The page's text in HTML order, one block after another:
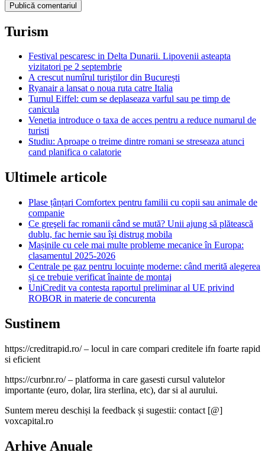
Turism
Festival pescaresc in Delta Dunarii. Lipovenii asteapta
vizitatori pe 2 septembrie
A crescut numîrul turiștilor din București
Ryanair a lansat o noua ruta catre Italia
Turnul Eiffel: cum se deplaseaza varful sau pe timp de
canicula
Venetia introduce o taxa de acces pentru a reduce numarul de
turisti
Studiu: Aproape o treime dintre romani se streseaza atunci
cand planifica o calatorie
Ultimele articole
Plase țânțari Comfortex pentru familii cu copii sau animale de
companie
Ce greşeli fac romanii când se mută? Unii ajung să plătească
dublu, fac hernie sau îşi distrug mobila
Mașinile cu cele mai multe probleme mecanice în Europa:
clasamentul 2025-2026
Centrale pe gaz pentru locuințe moderne: când merită alegerea
și ce trebuie verificat înainte de montaj
UniCredit va contesta raportul preliminar al UE privind
ROBOR in materie de concurenta
Sustinem
https://creditrapid.ro/ – locul in care compari creditele ifn foarte rapid
si eficient
https://curbnr.ro/ – platforma in care gasesti cursul valutelor
importante (euro, dolar, lira sterlina, etc), dar si al aurului.
Suntem mereu deschiși la feedback și sugestii: contact [@]
voxcapital.ro
Arhive Anuale